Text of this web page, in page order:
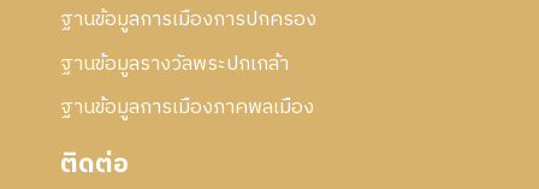
ฐานข้อมูลการเมืองการปกครอง
ฐานข้อมูลรางวัลพระปกเกล้า
ฐานข้อมูลการเมืองภาคพลเมือง
ติดต่อ